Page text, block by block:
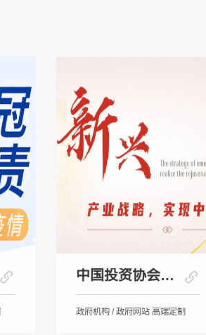
中国投资协会新兴产业中心
政府机构 / 政府网站 高端定制